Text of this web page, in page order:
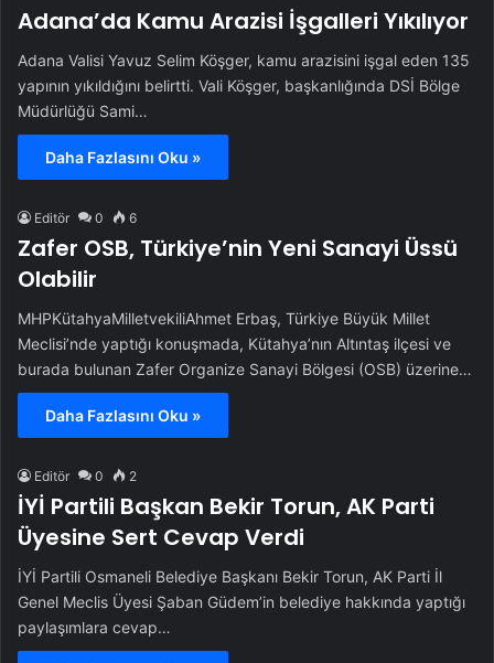
Adana’da Kamu Arazisi İşgalleri Yıkılıyor
Adana Valisi Yavuz Selim Köşger, kamu arazisini işgal eden 135
yapının yıkıldığını belirtti. Vali Köşger, başkanlığında DSİ Bölge
Müdürlüğü Sami…
Daha Fazlasını Oku »
Editör 0 6
Zafer OSB, Türkiye’nin Yeni Sanayi Üssü
Olabilir
MHPKütahyaMilletvekiliAhmet Erbaş, Türkiye Büyük Millet
Meclisi’nde yaptığı konuşmada, Kütahya’nın Altıntaş ilçesi ve
burada bulunan Zafer Organize Sanayi Bölgesi (OSB) üzerine…
Daha Fazlasını Oku »
Editör 0 2
İYİ Partili Başkan Bekir Torun, AK Parti
Üyesine Sert Cevap Verdi
İYİ Partili Osmaneli Belediye Başkanı Bekir Torun, AK Parti İl
Genel Meclis Üyesi Şaban Güdem’in belediye hakkında yaptığı
paylaşımlara cevap…